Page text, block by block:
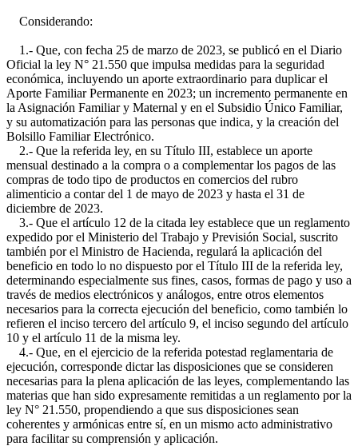
Considerando:
1.- Que, con fecha 25 de marzo de 2023, se publicó en el Diario
Oficial la ley N° 21.550 que impulsa medidas para la seguridad
económica, incluyendo un aporte extraordinario para duplicar el
Aporte Familiar Permanente en 2023; un incremento permanente en
la Asignación Familiar y Maternal y en el Subsidio Único Familiar,
y su automatización para las personas que indica, y la creación del
Bolsillo Familiar Electrónico.
2.- Que la referida ley, en su Título III, establece un aporte
mensual destinado a la compra o a complementar los pagos de las
compras de todo tipo de productos en comercios del rubro
alimenticio a contar del 1 de mayo de 2023 y hasta el 31 de
diciembre de 2023.
3.- Que el artículo 12 de la citada ley establece que un reglamento
expedido por el Ministerio del Trabajo y Previsión Social, suscrito
también por el Ministro de Hacienda, regulará la aplicación del
beneficio en todo lo no dispuesto por el Título III de la referida ley,
determinando especialmente sus fines, casos, formas de pago y uso a
través de medios electrónicos y análogos, entre otros elementos
necesarios para la correcta ejecución del beneficio, como también lo
refieren el inciso tercero del artículo 9, el inciso segundo del artículo
10 y el artículo 11 de la misma ley.
4.- Que, en el ejercicio de la referida potestad reglamentaria de
ejecución, corresponde dictar las disposiciones que se consideren
necesarias para la plena aplicación de las leyes, complementando las
materias que han sido expresamente remitidas a un reglamento por la
ley N° 21.550, propendiendo a que sus disposiciones sean
coherentes y armónicas entre sí, en un mismo acto administrativo
para facilitar su comprensión y aplicación.